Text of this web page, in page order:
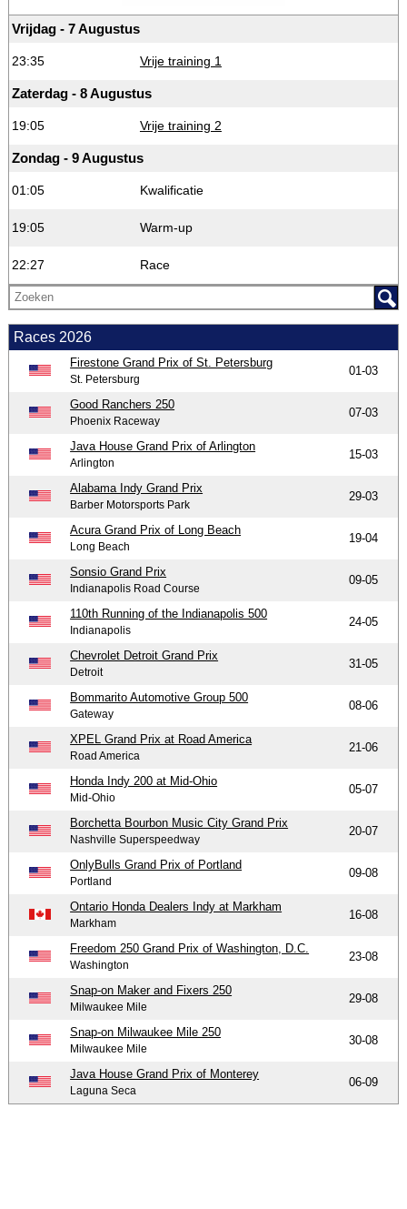
Vrijdag - 7 Augustus
23:35 Vrije training 1
Zaterdag - 8 Augustus
19:05 Vrije training 2
Zondag - 9 Augustus
01:05 Kwalificatie
19:05 Warm-up
22:27 Race
Races 2026
Firestone Grand Prix of St. Petersburg
St. Petersburg
01-03
Good Ranchers 250
Phoenix Raceway
07-03
Java House Grand Prix of Arlington
Arlington
15-03
Alabama Indy Grand Prix
Barber Motorsports Park
29-03
Acura Grand Prix of Long Beach
Long Beach
19-04
Sonsio Grand Prix
Indianapolis Road Course
09-05
110th Running of the Indianapolis 500
Indianapolis
24-05
Chevrolet Detroit Grand Prix
Detroit
31-05
Bommarito Automotive Group 500
Gateway
08-06
XPEL Grand Prix at Road America
Road America
21-06
Honda Indy 200 at Mid-Ohio
Mid-Ohio
05-07
Borchetta Bourbon Music City Grand Prix
Nashville Superspeedway
20-07
OnlyBulls Grand Prix of Portland
Portland
09-08
Ontario Honda Dealers Indy at Markham
Markham
16-08
Freedom 250 Grand Prix of Washington, D.C.
Washington
23-08
Snap-on Maker and Fixers 250
Milwaukee Mile
29-08
Snap-on Milwaukee Mile 250
Milwaukee Mile
30-08
Java House Grand Prix of Monterey
Laguna Seca
06-09